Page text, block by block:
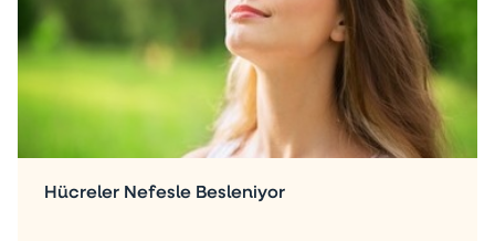
Hücreler Nefesle Besleniyor